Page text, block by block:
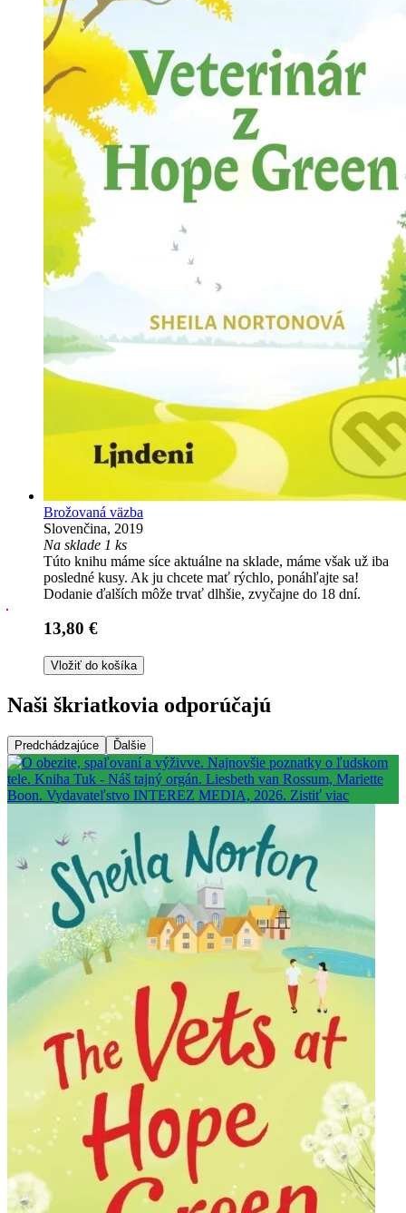
Brožovaná väzba
Slovenčina, 2019
Na sklade 1 ks
Túto knihu máme síce aktuálne na sklade, máme však už iba
posledné kusy. Ak ju chcete mať rýchlo, ponáhľajte sa!
Dodanie ďalších môže trvať dlhšie, zvyčajne do 18 dní.
13,80 €
Vložiť do košíka
Naši škriatkovia odporúčajú
Predchádzajúce Ďalšie